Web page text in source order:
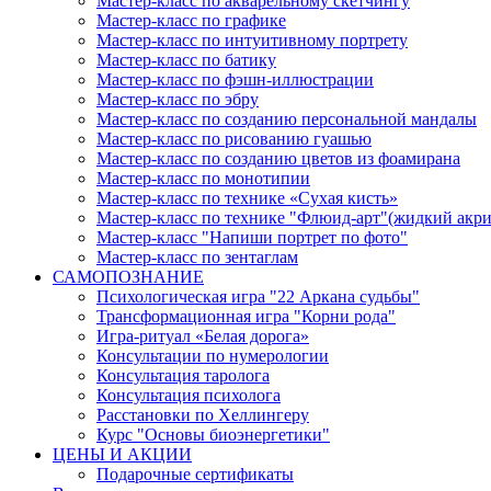
Мастер-класс по графике
Мастер-класс по интуитивному портрету
Мастер-класс по батику
Мастер-класс по фэшн-иллюстрации
Мастер-класс по эбру
Мастер-класс по созданию персональной мандалы
Мастер-класс по рисованию гуашью
Мастер-класс по созданию цветов из фоамирана
Мастер-класс по монотипии
Мастер-класс по технике «Сухая кисть»
Мастер-класс по технике "Флюид-арт"(жидкий
Мастер-класс "Напиши портрет по фото"
Мастер-класс по зентаглам
САМОПОЗНАНИЕ
Психологическая игра "22 Аркана судьбы"
Трансформационная игра "Корни рода"
Игра-ритуал «Белая дорога»
Консультации по нумерологии
Консультация таролога
Консультация психолога
Расстановки по Хеллингеру
Курс "Основы биоэнергетики"
ЦЕНЫ И АКЦИИ
Подарочные сертификаты